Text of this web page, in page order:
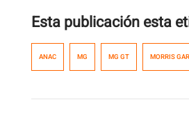
Esta publicación esta
ANAC MG MG GT MORRIS